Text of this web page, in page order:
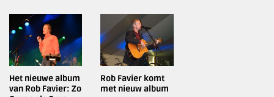
Het nieuwe album
van Rob Favier: Zo
Rob Favier komt
met nieuw album